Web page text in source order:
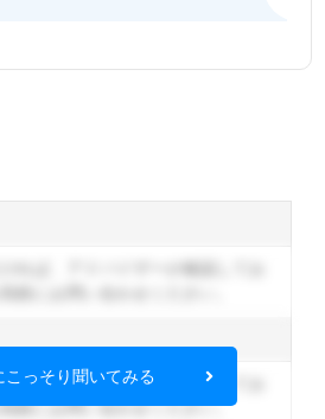
れば、アドバイザーが確認してお
軽にお問い合わせください。
こっそり聞いてみる